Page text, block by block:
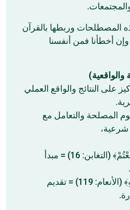
المصطلحات وربطها بالقرآن
أخطأنا فمن أنفسنا
والواقعية)
على النتائج والواقع العملي
المصلحة والتعامل مع
﴿فَاتَّقُوا اللَّهَ مَا اسْتَطَعْتُمْ﴾ (التغابن: 16) = مبدأ
﴿إِلَّا مَا اضْطُرِرْتُمْ إِلَيْهِ﴾ (الأنعام: 119) = تقديم